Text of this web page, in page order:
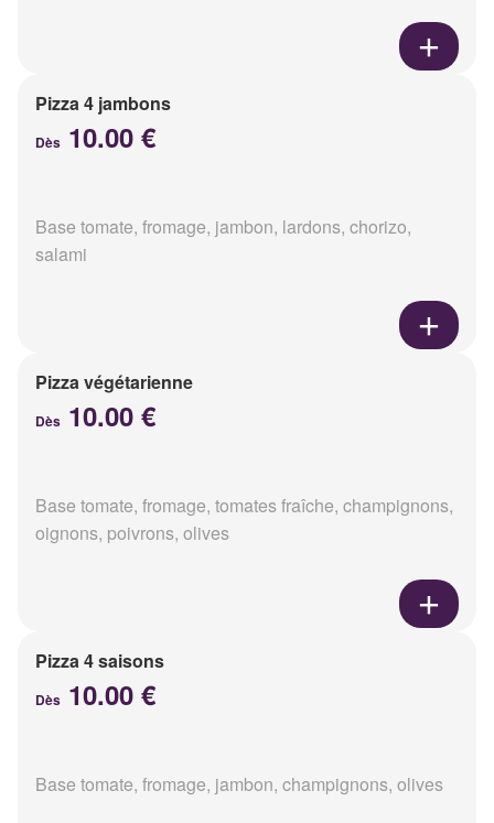
Pizza 4 jambons
Dès 10.00 €
Base tomate, fromage, jambon, lardons, chorizo,
salami
Pizza végétarienne
Dès 10.00 €
Base tomate, fromage, tomates fraîche, champignons,
oignons, poivrons, olives
Pizza 4 saisons
Dès 10.00 €
Base tomate, fromage, jambon, champignons, olives